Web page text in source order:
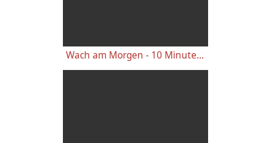
Wach am Morgen - 10 Minuten Yogastunde für Energie